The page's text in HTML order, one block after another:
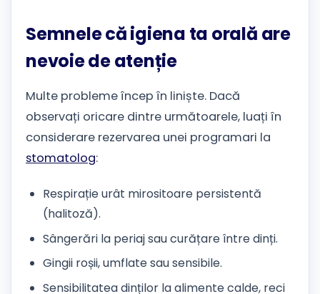
Semnele că igiena ta orală are
nevoie de atenție
Multe probleme încep în liniște. Dacă
observați oricare dintre următoarele, luați în
considerare rezervarea unei programari la
stomatolog:
Respirație urât mirositoare persistentă
(halitoză).
Sângerări la periaj sau curățare între dinți.
Gingii roșii, umflate sau sensibile.
Sensibilitatea dinților la alimente calde, reci